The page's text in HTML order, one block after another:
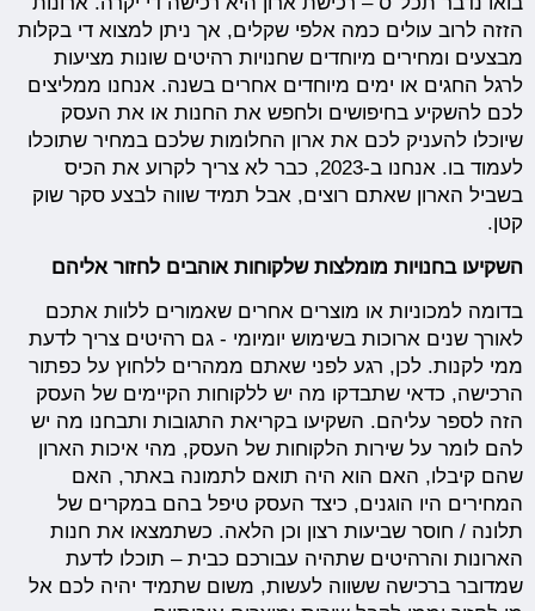
הזזה לרוב עולים כמה אלפי שקלים, אך ניתן למצוא די בקלות
מבצעים ומחירים מיוחדים שחנויות רהיטים שונות מציעות
לרגל החגים או ימים מיוחדים אחרים בשנה. אנחנו ממליצים
לכם להשקיע בחיפושים ולחפש את החנות או את העסק
שיוכלו להעניק לכם את ארון החלומות שלכם במחיר שתוכלו
לעמוד בו. אנחנו ב-2023, כבר לא צריך לקרוע את הכיס
בשביל הארון שאתם רוצים, אבל תמיד שווה לבצע סקר שוק
קטן.
השקיעו בחנויות מומלצות שלקוחות אוהבים לחזור אליהם
בדומה למכוניות או מוצרים אחרים שאמורים ללוות אתכם
לאורך שנים ארוכות בשימוש יומיומי - גם רהיטים צריך לדעת
ממי לקנות. לכן, רגע לפני שאתם ממהרים ללחוץ על כפתור
הרכישה, כדאי שתבדקו מה יש ללקוחות הקיימים של העסק
הזה לספר עליהם. השקיעו בקריאת התגובות ותבחנו מה יש
להם לומר על שירות הלקוחות של העסק, מהי איכות הארון
שהם קיבלו, האם הוא היה תואם לתמונה באתר, האם
המחירים היו הוגנים, כיצד העסק טיפל בהם במקרים של
תלונה / חוסר שביעות רצון וכן הלאה. כשתמצאו את חנות
הארונות והרהיטים שתהיה עבורכם כבית – תוכלו לדעת
שמדובר ברכישה ששווה לעשות, משום שתמיד יהיה לכם אל